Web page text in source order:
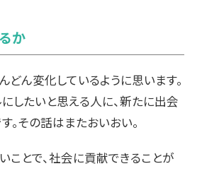
か
どん変化しているように思います。
したいと思える人に、新たに出会
。その話はまたおいおい。
ことで、社会に貢献できることが